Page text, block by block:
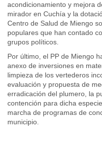
acondicionamiento y mejora
mirador en Cuchía y la
Centro de Salud de Miengo
populares que han contado
grupos políticos.
Por último, el PP de Miengo
anexo de inversiones en
limpieza de los vertederos
evaluación y propuesta de
erradicación del plumero, la
contención para dicha
marcha de programas de
municipio.